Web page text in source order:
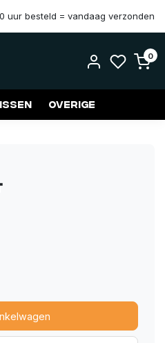
uur besteld = vandaag verzonden
0
Overige